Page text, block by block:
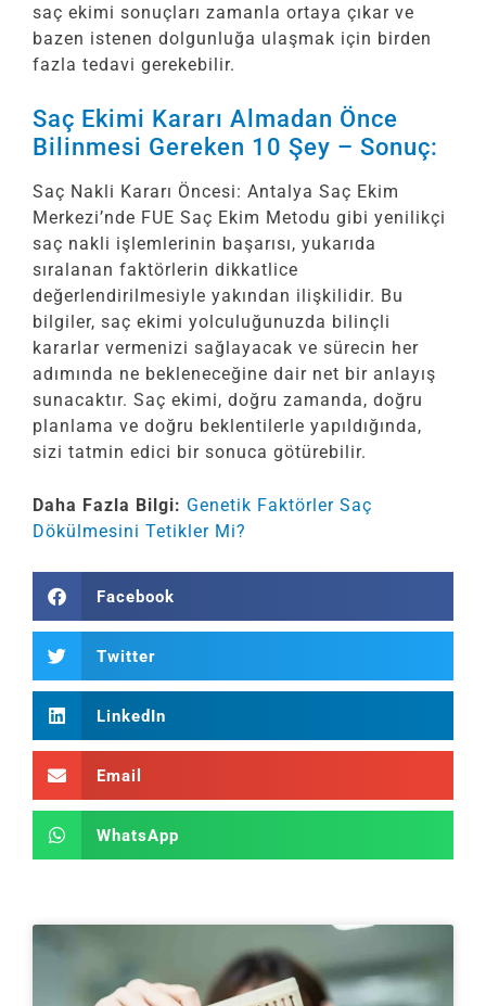
saç ekimi sonuçları zamanla ortaya çıkar ve
bazen istenen dolgunluğa ulaşmak için birden
fazla tedavi gerekebilir.
Saç Ekimi Kararı Almadan Önce
Bilinmesi Gereken 10 Şey – Sonuç:
Saç Nakli Kararı Öncesi: Antalya Saç Ekim
Merkezi’nde FUE Saç Ekim Metodu gibi yenilikçi
saç nakli işlemlerinin başarısı, yukarıda
sıralanan faktörlerin dikkatlice
değerlendirilmesiyle yakından ilişkilidir. Bu
bilgiler, saç ekimi yolculuğunuzda bilinçli
kararlar vermenizi sağlayacak ve sürecin her
adımında ne bekleneceğine dair net bir anlayış
sunacaktır. Saç ekimi, doğru zamanda, doğru
planlama ve doğru beklentilerle yapıldığında,
sizi tatmin edici bir sonuca götürebilir.
Daha Fazla Bilgi: Genetik Faktörler Saç
Dökülmesini Tetikler Mi?
Facebook
Twitter
LinkedIn
Email
WhatsApp